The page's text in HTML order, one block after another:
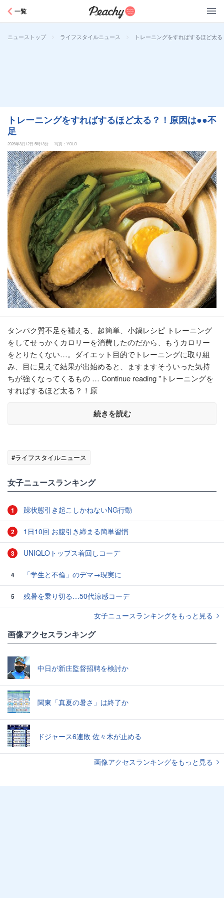
一覧
ニューストップ > ライフスタイルニュース > トレーニングをすればするほど太
トレーニングをすればするほど太る？！原因は●●不
足
2026年3月12日 5時13分 写真：YOLO
タンパク質不足を補える、超簡単、小鍋レシピ トレーニング
をしてせっかくカロリーを消費したのだから、もうカロリー
をとりたくない…。ダイエット目的でトレーニングに取り組
み、目に見えて結果が出始めると、ますますそういった気持
ちが強くなってくるもの … Continue reading "トレーニングを
すればするほど太る？！原
続きを読む
#ライフスタイルニュース
女子ニュースランキング
1 躁状態引き起こしかねないNG行動
2 1日10回 お腹引き締まる簡単習慣
3 UNIQLOトップス着回しコーデ
4 「学生と不倫」のデマ→現実に
5
残暑を乗り切る…50代涼感コーデ
女子ニュースランキングをもっと見る
画像アクセスランキング
中日が新庄監督招聘を検討か
関東「真夏の暑さ」は終了か
ドジャース6連敗 佐々木が止める
画像アクセスランキングをもっと見る